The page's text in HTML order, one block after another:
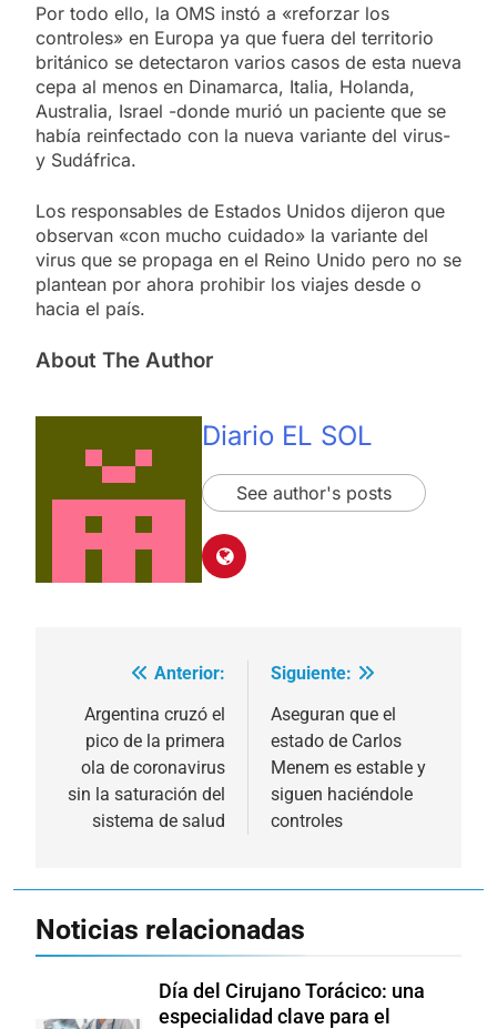
Por todo ello, la OMS instó a «reforzar los
controles» en Europa ya que fuera del territorio
británico se detectaron varios casos de esta nueva
cepa al menos en Dinamarca, Italia, Holanda,
Australia, Israel -donde murió un paciente que se
había reinfectado con la nueva variante del virus-
y Sudáfrica.
Los responsables de Estados Unidos dijeron que
observan «con mucho cuidado» la variante del
virus que se propaga en el Reino Unido pero no se
plantean por ahora prohibir los viajes desde o
hacia el país.
About The Author
Diario EL SOL
See author's posts
Navegación
de
entradas
Anterior:
Argentina cruzó el
pico de la primera
ola de coronavirus
sin la saturación del
sistema de salud
Siguiente:
Aseguran que el
estado de Carlos
Menem es estable y
siguen haciéndole
controles
Noticias relacionadas
Día del Cirujano Torácico: una
especialidad clave para el